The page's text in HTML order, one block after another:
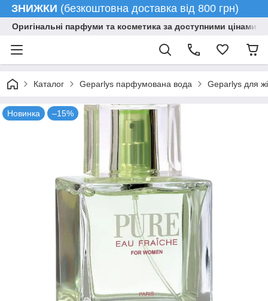
ЗНИЖКИ (безкоштовна доставка від 800 грн)
Оригінальні парфуми та косметика за доступними цінами
Каталог Geparlys парфумована вода Geparlys для
Новинка –15%